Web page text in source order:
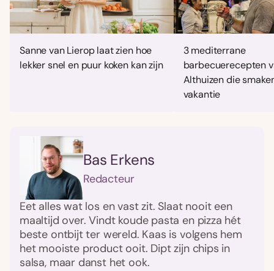
Sanne van Lierop laat zien hoe
lekker snel en puur koken kan zijn
3 mediterrane
barbecuerecepten
Althuizen die
vakantie
Bas Erkens
Redacteur
Eet alles wat los en vast zit. Slaat nooit een
maaltijd over. Vindt koude pasta en pizza hét
beste ontbijt ter wereld. Kaas is volgens hem
het mooiste product ooit. Dipt zijn chips in
salsa, maar danst het ook.